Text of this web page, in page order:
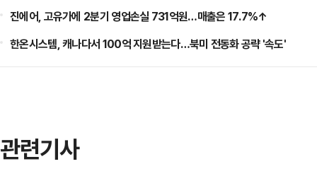
진에어, 고유가에 2분기 영업손실 731억원…매출은 17.7%↑
한온시스템, 캐나다서 100억 지원받는다…북미 전동화 공략 '속도'
관련기사